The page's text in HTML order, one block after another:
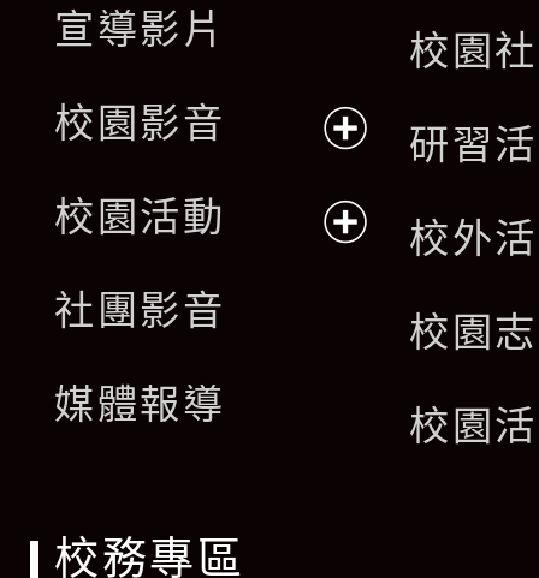
宣導影片
校園影音
開
校園活動
社團影音
媒體報導
校園
研習
校外
校園
校園
校務專區